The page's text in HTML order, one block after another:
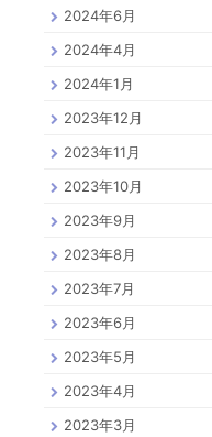
2024年6月
2024年4月
2024年1月
2023年12月
2023年11月
2023年10月
2023年9月
2023年8月
2023年7月
2023年6月
2023年5月
2023年4月
2023年3月